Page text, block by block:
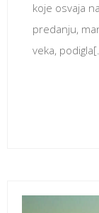
koje osvaja
predanju,
veka,